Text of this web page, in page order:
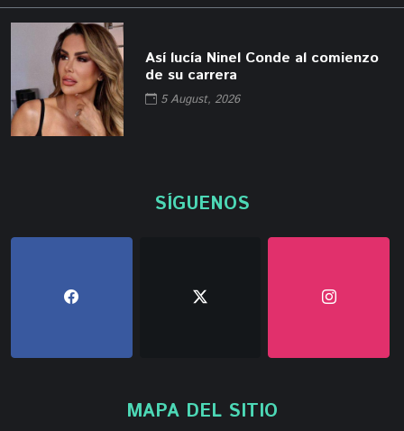
Así lucía Ninel Conde al comienzo
de su carrera
5 August, 2026
SÍGUENOS
MAPA DEL SITIO